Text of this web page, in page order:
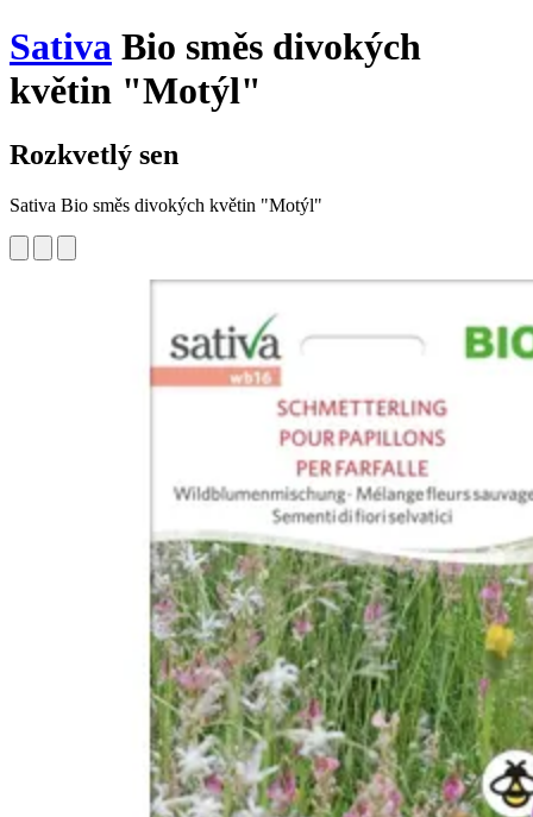
Sativa Bio směs divokých
květin "Motýl"
Rozkvetlý sen
Sativa Bio směs divokých květin "Motýl"